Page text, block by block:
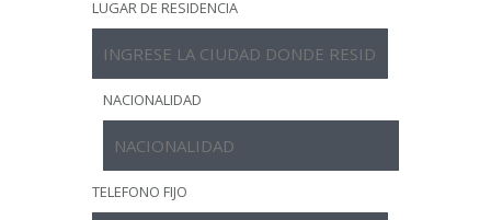
LUGAR DE RESIDENCIA
NACIONALIDAD
TELEFONO FIJO